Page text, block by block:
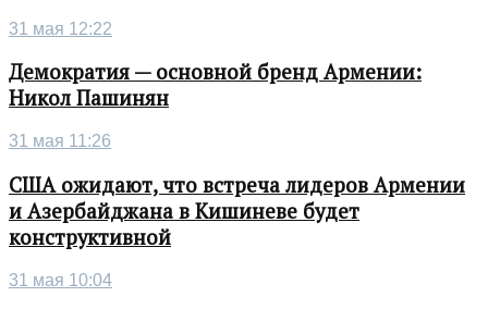
31 мая 12:22
Демократия — основной бренд Армении:
Никол Пашинян
31 мая 11:26
США ожидают, что встреча лидеров Армении
и Азербайджана в Кишиневе будет
конструктивной
31 мая 10:04